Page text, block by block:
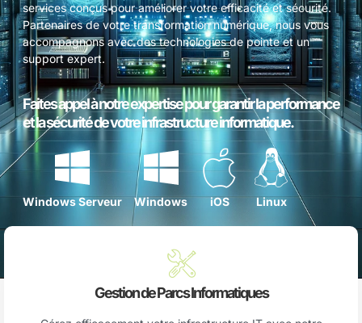
services conçus pour améliorer votre efficacité et sécurité.
Partenaires de votre transformation numérique, nous vous
accompagnons avec des technologies de pointe et un
support expert.
Faites appel à notre expertise pour garantir la performance
et la sécurité de votre infrastructure informatique.
Windows Serveur Windows iOS Linux
Gestion de Parcs Informatiques